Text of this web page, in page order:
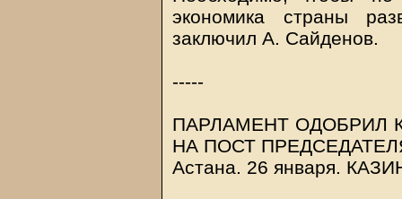
экономика страны
заключил А. Сайденов.
-----
ПАРЛАМЕНТ ОДОБРИЛ
НА ПОСТ
Астана. 26 января.